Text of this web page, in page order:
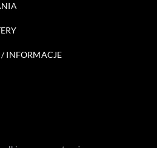
INFORMACJE